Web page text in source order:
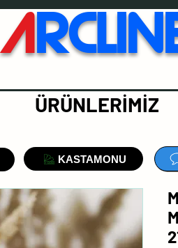
A
KASTAMONU
ÜRÜNLERİMİZ